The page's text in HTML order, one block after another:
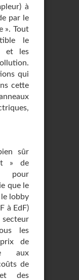
à
par le
». Tout
le
et les
qui
cette
sûr
» de
pour
que le
lobby
à EdF)
les
de
aux
de
des